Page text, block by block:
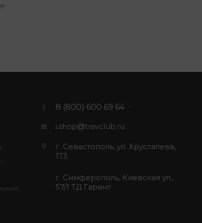
8 (800) 600 69 64
i.shop@travclub.ru
г. Севастополь, ул. Хрусталева,
173
г. Симферополь, Киевская ул.,
57/1 ТД Гарант